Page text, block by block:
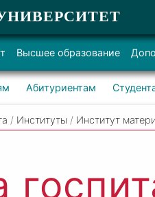
Высшее образование
Абитуриентам
/ Институты / Институт